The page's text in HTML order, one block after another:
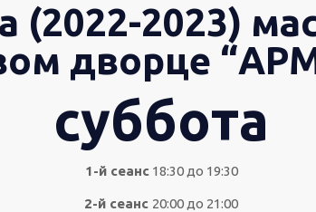
(2022-2023)
дворце
суббота
1-й сеанс18:30 до 19:30
2-й сеанс 20:00 до 21:00